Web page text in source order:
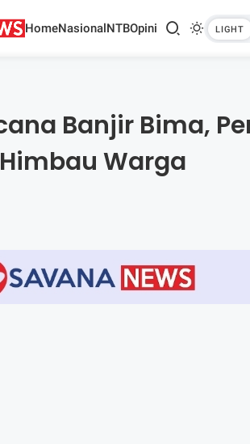
HomeNasionalNTBOpini
Banjir Bima,
Warga